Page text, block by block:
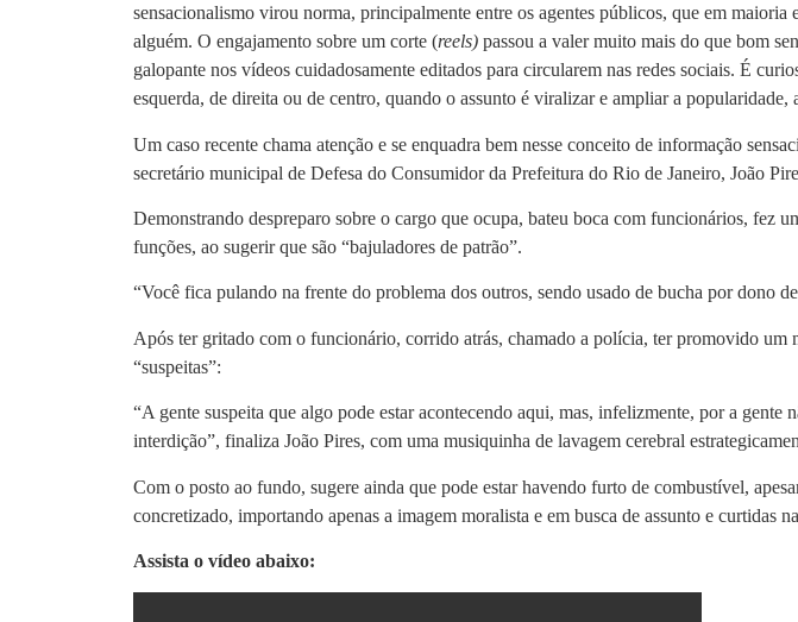
sensacionalismo virou norma, principalmente entre os agentes públicos, que em
alguém. O engajamento sobre um corte (reels) passou a valer muito mais do que bom
galopante nos vídeos cuidadosamente editados para circularem nas redes sociais. É
esquerda, de direita ou de centro, quando o assunto é viralizar e ampliar a
Um caso recente chama atenção e se enquadra bem nesse conceito de informação
secretário municipal de Defesa do Consumidor da Prefeitura do Rio de Janeiro, João
Demonstrando despreparo sobre o cargo que ocupa, bateu boca com funcionários, fez
funções, ao sugerir que são “bajuladores de patrão”.
“Você fica pulando na frente do problema dos outros, sendo usado de bucha por dono
Após ter gritado com o funcionário, corrido atrás, chamado a polícia, ter promovido
“suspeitas”:
“A gente suspeita que algo pode estar acontecendo aqui, mas, infelizmente, por a
interdição”, finaliza João Pires, com uma musiquinha de lavagem cerebral
Com o posto ao fundo, sugere ainda que pode estar havendo furto de combustível,
concretizado, importando apenas a imagem moralista e em busca de assunto e curtidas
Assista o vídeo abaixo: